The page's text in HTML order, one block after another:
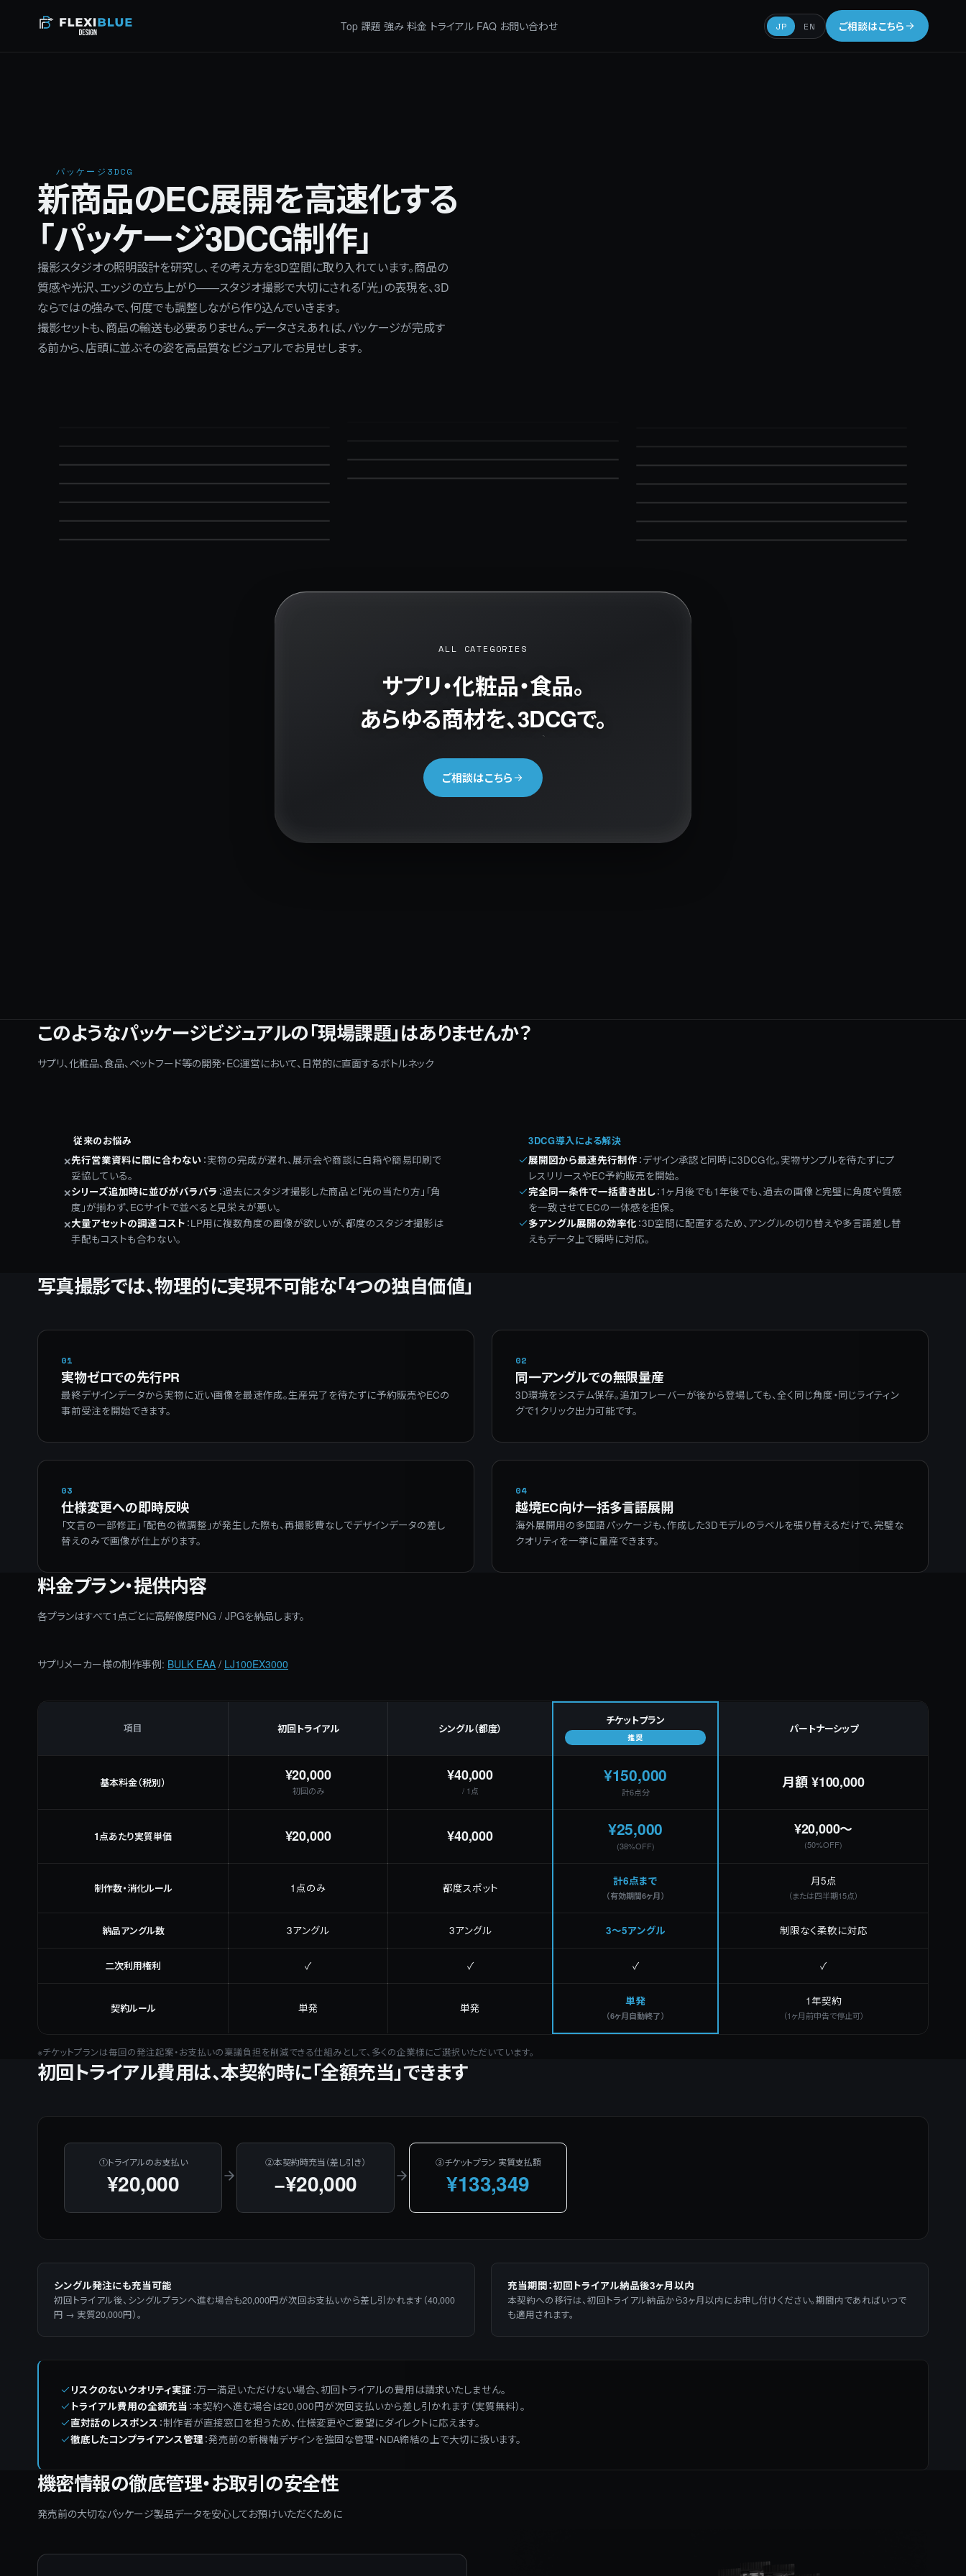
Top 課題 強み 料金 トライアル FAQ お問い合わせ JP EN ご相談はこちら
パッケージ3DCG
新商品のEC展開を高速化する
「パッケージ3DCG制作」
撮影スタジオの照明設計を研究し、その考え方を3D空間に取り入れています。商品の
質感や光沢、エッジの立ち上がり——スタジオ撮影で大切にされる「光」の表現を、3D
ならではの強みで、何度でも調整しながら作り込んでいきます。
撮影セットも、商品の輸送も必要ありません。データさえあれば、パッケージが完成す
る前から、店頭に並ぶその姿を高品質なビジュアルでお見せします。
SUPPLEMENT / POUCH
HAIRCARE / SHAMPOO
COSMETICS / UV
SUPPLEMENT / BOX
FRAGRANCE / MEN
FRAGRANCE / EAU
COSMETICS / LOTION
SKINCARE / SERUM
STUDIO / SAMPLE
ALL CATEGORIES
サプリ・化粧品・食品。
あらゆる商材を、3DCGで。
ご相談はこちら
このようなパッケージビジュアルの「現場課題」はありませんか？
サプリ、化粧品、食品、ペットフード等の開発・EC運営において、日常的に直面するボトルネック
従来のお悩み
✕先行営業資料に間に合わない ：実物の完成が遅れ、展示会や商談に白箱や簡易印刷で
妥協している。
✕シリーズ追加時に並びがバラバラ ：過去にスタジオ撮影した商品と「光の当たり方」「角
度」が揃わず、ECサイトで並べると見栄えが悪い。
✕大量アセットの調達コスト ：LP用に複数角度の画像が欲しいが、都度のスタジオ撮影は
手配もコストも合わない。
3DCG導入による解決
展開図から最速先行制作 ：デザイン承認と同時に3DCG化。実物サンプルを待たずにプ
レスリリースやEC予約販売を開始。
完全同一条件で一括書き出し：1ヶ月後でも1年後でも、過去の画像と完璧に角度や質感
を一致させてECの一体感を担保。
多アングル展開の効率化 ：3D空間に配置するため、アングルの切り替えや多言語差し替
えもデータ上で瞬時に対応。
写真撮影では、物理的に実現不可能な「4つの独自価値」
01
実物ゼロでの先行PR
最終デザインデータから実物に近い画像を最速作成。生産完了を待たずに予約販売やECの
事前受注を開始できます。
02
同一アングルでの無限量産
3D環境をシステム保存。追加フレーバーが後から登場しても、全く同じ角度・同じライティン
グで1クリック出力可能です。
03
仕様変更への即時反映
「文言の一部修正」「配色の微調整」が発生した際も、再撮影費なしでデザインデータの差し
替えのみで画像が仕上がります。
04
越境EC向け一括多言語展開
海外展開用の多国語パッケージも、作成した3Dモデルのラベルを張り替えるだけで、完璧な
クオリティを一挙に量産できます。
料金プラン・提供内容
各プランはすべて1点ごとに高解像度PNG / JPGを納品します。
サプリメーカー様の制作事例: BULK EAA / LJ100EX3000
項目 初回トライアル シングル（都度）
チケットプラン
推奨
パートナーシップ
基本料金（税別） ¥20,000
初回のみ
¥40,000
/ 1点
¥150,000
計6点分
月額 ¥100,000
1点あたり実質単価 ¥20,000 ¥40,000 ¥25,000
(38%OFF)
¥20,000〜
(50%OFF)
制作数・消化ルール 1点のみ 都度スポット
計6点まで
（有効期間6ヶ月）
月5点
（または四半期15点）
納品アングル数 3アングル 3アングル 3〜5アングル 制限なく柔軟に対応
二次利用権利 ✓ ✓ ✓ ✓
契約ルール 単発 単発
単発
（6ヶ月自動終了）
1年契約
（1ヶ月前申告で停止可）
※チケットプランは毎回の発注起案・お支払いの稟議負担を削減できる仕組みとして、多くの企業様にご選択いただいています。
初回トライアル費用は、本契約時に「全額充当」できます
①トライアルのお支払い
¥20,000
②本契約時充当（差し引き）
−¥20,000
③チケットプラン 実質支払額
¥130,000
シングル発注にも充当可能
初回トライアル後、シングルプランへ進む場合も20,000円が次回お支払いから差し引かれます（40,000
円 → 実質20,000円）。
充当期間：初回トライアル納品後3ヶ月以内
本契約への移行は、初回トライアル納品から3ヶ月以内にお申し付けください。期間内であればいつで
も適用されます。
リスクのないクオリティ実証 ：万一満足いただけない場合、初回トライアルの費用は請求いたしません。
トライアル費用の全額充当 ：本契約へ進む場合は20,000円が次回支払いから差し引かれます（実質無料）。
直対話のレスポンス ：制作者が直接窓口を担うため、仕様変更やご要望にダイレクトに応えます。
徹底したコンプライアンス管理：発売前の新機軸デザインを強固な管理・NDA締結の上で大切に扱います。
機密情報の徹底管理・お取引の安全性
発売前の大切なパッケージ製品データを安心してお預けいただくために